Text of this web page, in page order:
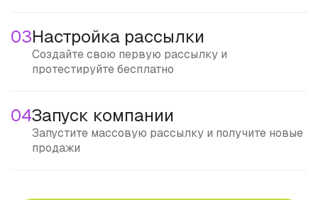
03Настройка рассылки
Создайте свою первую рассылку и
протестируйте бесплатно
04Запуск компании
Запустите массовую рассылку и получите новые
продажи